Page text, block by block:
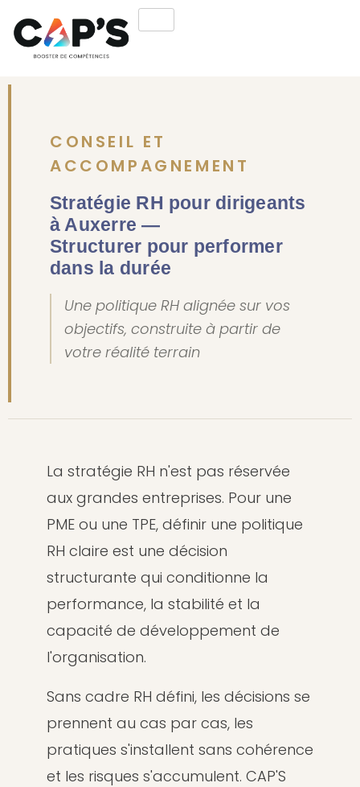
CONSEIL ET
ACCOMPAGNEMENT
Stratégie RH pour dirigeants
à Auxerre —
Structurer pour performer
dans la durée
Une politique RH alignée sur vos
objectifs, construite à partir de
votre réalité terrain
La stratégie RH n'est pas réservée
aux grandes entreprises. Pour une
PME ou une TPE, définir une politique
RH claire est une décision
structurante qui conditionne la
performance, la stabilité et la
capacité de développement de
l'organisation.
Sans cadre RH défini, les décisions se
prennent au cas par cas, les
pratiques s'installent sans cohérence
et les risques s'accumulent. CAP'S